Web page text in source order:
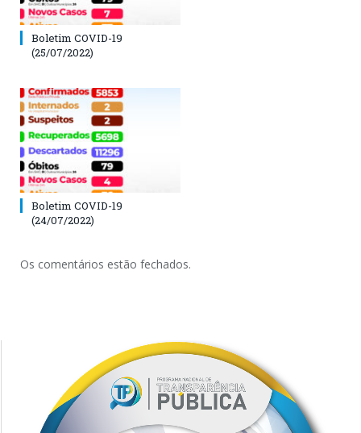
Boletim COVID-19
(25/07/2022)
Boletim COVID-19
(24/07/2022)
Os comentários estão fechados.